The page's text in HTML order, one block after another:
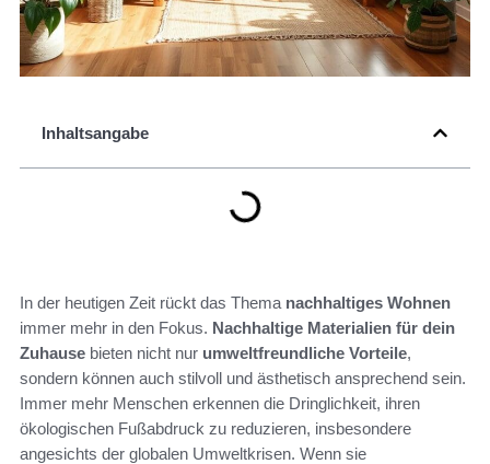
Inhaltsangabe
In der heutigen Zeit rückt das Thema nachhaltiges Wohnen
immer mehr in den Fokus. Nachhaltige Materialien für dein
Zuhause bieten nicht nur umweltfreundliche Vorteile,
sondern können auch stilvoll und ästhetisch ansprechend sein.
Immer mehr Menschen erkennen die Dringlichkeit, ihren
ökologischen Fußabdruck zu reduzieren, insbesondere
angesichts der globalen Umweltkrisen. Wenn sie